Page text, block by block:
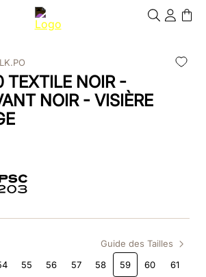
TEXTILE NOIR -
NOIR - VISIÈRE
Guide des Tailles
55 56 57 58 59 60 61